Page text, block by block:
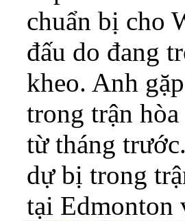
chuẩn bị cho
đấu do đang
kheo. Anh
trong trận
từ tháng
dự bị trong
tại Edmonton